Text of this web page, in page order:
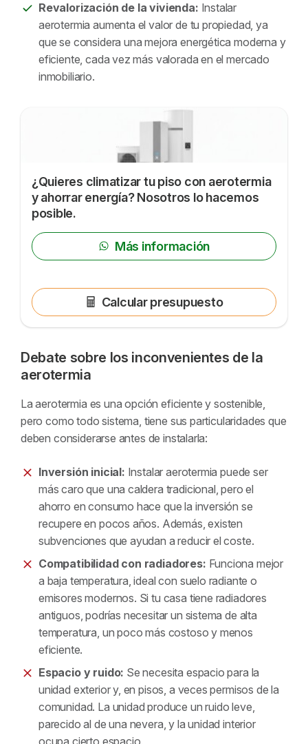
Revalorización de la vivienda: Instalar
aerotermia aumenta el valor de tu propiedad, ya
que se considera una mejora energética moderna y
eficiente, cada vez más valorada en el mercado
inmobiliario.
¿Quieres climatizar tu piso con aerotermia
y ahorrar energía? Nosotros lo hacemos
posible.
Más información
Calcular presupuesto
Debate sobre los inconvenientes de la
aerotermia
La aerotermia es una opción eficiente y sostenible,
pero como todo sistema, tiene sus particularidades que
deben considerarse antes de instalarla:
Inversión inicial: Instalar aerotermia puede ser
más caro que una caldera tradicional, pero el
ahorro en consumo hace que la inversión se
recupere en pocos años. Además, existen
subvenciones que ayudan a reducir el coste.
Compatibilidad con radiadores: Funciona mejor
a baja temperatura, ideal con suelo radiante o
emisores modernos. Si tu casa tiene radiadores
antiguos, podrías necesitar un sistema de alta
temperatura, un poco más costoso y menos
eficiente.
Espacio y ruido: Se necesita espacio para la
unidad exterior y, en pisos, a veces permisos de la
comunidad. La unidad produce un ruido leve,
parecido al de una nevera, y la unidad interior